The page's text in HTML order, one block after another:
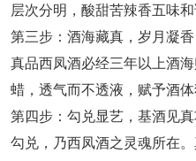
层次分明，酸甜苦辣香五味
第三步：酒海藏真，岁月凝香
真品西凤酒必经三年以上酒
蜡，透气而不透液，赋予酒
第四步：勾兑显艺，基酒见真
勾兑，乃西凤酒之灵魂所在